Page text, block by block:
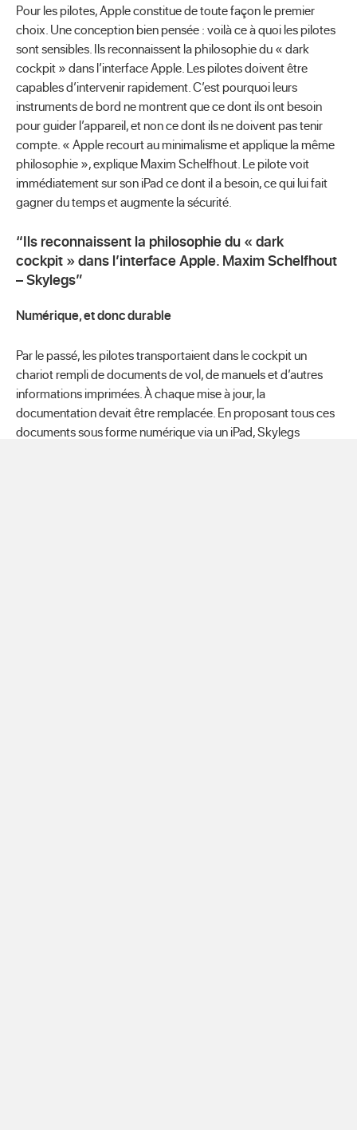
Pour les pilotes, Apple constitue de toute façon le premier
choix. Une conception bien pensée : voilà ce à quoi les pilotes
sont sensibles. Ils reconnaissent la philosophie du « dark
cockpit » dans l’interface Apple. Les pilotes doivent être
capables d’intervenir rapidement. C’est pourquoi leurs
instruments de bord ne montrent que ce dont ils ont besoin
pour guider l’appareil, et non ce dont ils ne doivent pas tenir
compte. « Apple recourt au minimalisme et applique la même
philosophie », explique Maxim Schelfhout. Le pilote voit
immédiatement sur son iPad ce dont il a besoin, ce qui lui fait
gagner du temps et augmente la sécurité.
Ils reconnaissent la philosophie du « dark
cockpit » dans l’interface Apple. Maxim Schelfhout
– Skylegs
Numérique, et donc durable
Par le passé, les pilotes transportaient dans le cockpit un
chariot rempli de documents de vol, de manuels et d’autres
informations imprimées. À chaque mise à jour, la
documentation devait être remplacée. En proposant tous ces
documents sous forme numérique via un iPad, Skylegs